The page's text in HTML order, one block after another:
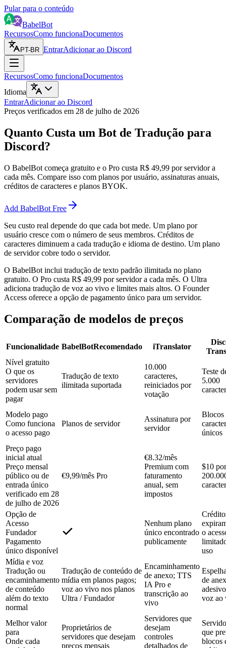
Pular para o conteúdo
BabelBot
RecursosComo funcionaDocumentos
PT-BR EntrarAdicionar ao Discord
RecursosComo funcionaDocumentos
Idioma
EntrarAdicionar ao Discord
Preços verificados em 28 de julho de 2026
Quanto Custa um Bot de Tradução para
Discord?
O BabelBot começa gratuito e o Pro custa R$ 49,99 por servidor a
cada mês. Compare isso com planos por usuário, assinaturas anuais,
créditos de caracteres e planos BYOK.
Add BabelBot Free
Seu custo real depende do que cada bot mede. Um plano por
usuário cresce com o número de seus membros. Créditos de
caracteres diminuem a cada tradução e idioma de destino. Um plano
de servidor cobre todo o servidor.
O BabelBot inclui tradução de texto padrão ilimitada no plano
gratuito. O Pro custa R$ 49,99 por servidor a cada mês. O Ultra
adiciona tradução de voz ao vivo e limites mais altos. O Founder
Access oferece a opção de pagamento único para um servidor.
Comparação de modelos de preços
Funcionalidade BabelBotRecomendado iTranslator
Nível gratuito
O que os
servidores
podem usar sem
pagar
Tradução de texto
ilimitada suportada
10.000
caracteres,
reiniciados por
votação
Teste
5.000
Modelo pago
Como funciona
o acesso pago
Planos de servidor
Assinatura por
servidor
Blocos
únicos
Preço pago
inicial atual
Preço mensal
público ou de
entrada único
verificado em 28
de julho de 2026
€9,99/mês Pro
€8.32/mês
Premium com
faturamento
anual, sem
impostos
$10 por
Opção de
Acesso
Fundador
Pagamento
único disponível
Nenhum plano
único encontrado
publicamente
o
uso
Mídia e voz
Tradução ou
encaminhamento
de conteúdo
além do texto
normal
Tradução de conteúdo de
mídia em planos pagos;
voz ao vivo nos planos
Ultra / Fundador
Encaminhamento
de anexo; TTS
IA Pro e
transcrição ao
vivo
de
voz ao
Melhor valor
para
Onde cada
Proprietários de
servidores que desejam
preços mensais
Servidores que
desejam
controles
detalhados de
que
blocos